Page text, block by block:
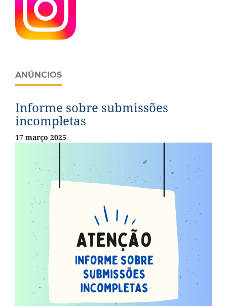
ANÚNCIOS
Informe sobre submissões
incompletas
17 março 2025